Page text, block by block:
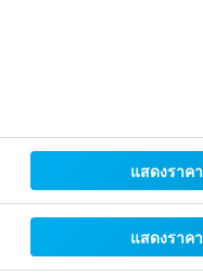
แสดงราคา
แสดงราคา